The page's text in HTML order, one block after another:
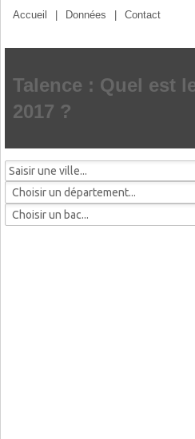
Accueil Données Contact
Talence : Quel est
2017 ?